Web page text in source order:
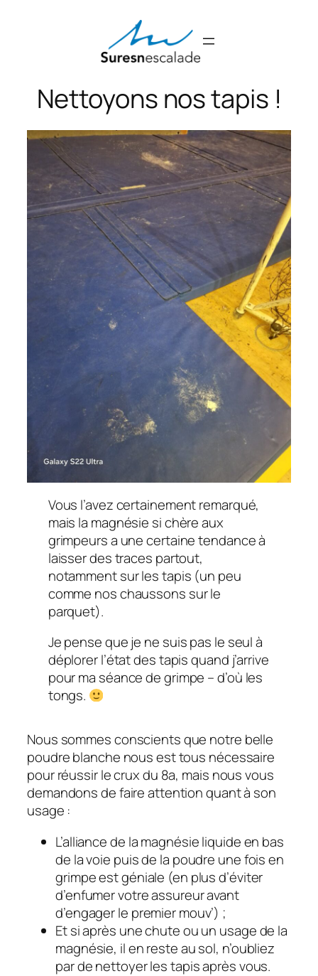
Nettoyons nos tapis !
Vous l’avez certainement remarqué,
mais la magnésie si chère aux
grimpeurs a une certaine tendance à
laisser des traces partout,
notamment sur les tapis (un peu
comme nos chaussons sur le
parquet).
Je pense que je ne suis pas le seul à
déplorer l’état des tapis quand j’arrive
pour ma séance de grimpe – d’où les
tongs.
Nous sommes conscients que notre belle
poudre blanche nous est tous nécessaire
pour réussir le crux du 8a, mais nous vous
demandons de faire attention quant à son
usage :
L’alliance de la magnésie liquide en bas
de la voie puis de la poudre une fois en
grimpe est géniale (en plus d’éviter
d’enfumer votre assureur avant
d’engager le premier mouv’) ;
Et si après une chute ou un usage de la
magnésie, il en reste au sol, n’oubliez
par de nettoyer les tapis après vous.